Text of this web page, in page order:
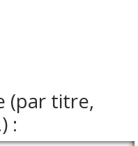
(par titre,
: